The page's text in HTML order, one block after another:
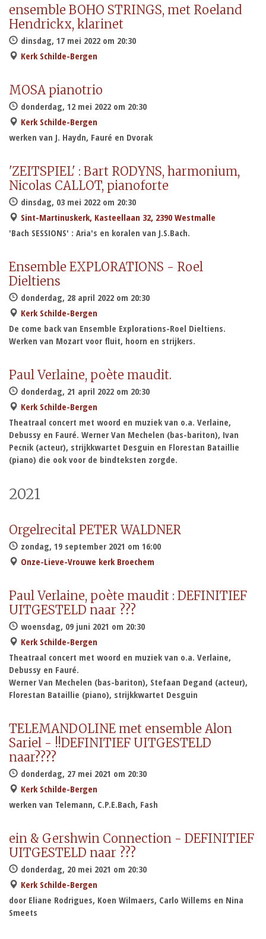
ensemble BOHO STRINGS, met Roeland
Hendrickx, klarinet
dinsdag, 17 mei 2022 om 20:30
Kerk Schilde-Bergen
MOSA pianotrio
donderdag, 12 mei 2022 om 20:30
Kerk Schilde-Bergen
werken van J. Haydn, Fauré en Dvorak
'ZEITSPIEL' : Bart RODYNS, harmonium,
Nicolas CALLOT, pianoforte
dinsdag, 03 mei 2022 om 20:30
Sint-Martinuskerk, Kasteellaan 32, 2390 Westmalle
'Bach SESSIONS' : Aria's en koralen van J.S.Bach.
Ensemble EXPLORATIONS - Roel
Dieltiens
donderdag, 28 april 2022 om 20:30
Kerk Schilde-Bergen
De come back van Ensemble Explorations-Roel Dieltiens.
Werken van Mozart voor fluit, hoorn en strijkers.
Paul Verlaine, poète maudit.
donderdag, 21 april 2022 om 20:30
Kerk Schilde-Bergen
Theatraal concert met woord en muziek van o.a. Verlaine,
Debussy en Fauré. Werner Van Mechelen (bas-bariton), Ivan
Pecnik (acteur), strijkkwartet Desguin en Florestan Bataillie
(piano) die ook voor de bindteksten zorgde.
2021
Orgelrecital PETER WALDNER
zondag, 19 september 2021 om 16:00
Onze-Lieve-Vrouwe kerk Broechem
Paul Verlaine, poète maudit : DEFINITIEF
UITGESTELD naar ???
woensdag, 09 juni 2021 om 20:30
Kerk Schilde-Bergen
Theatraal concert met woord en muziek van o.a. Verlaine,
Debussy en Fauré.
Werner Van Mechelen (bas-bariton), Stefaan Degand (acteur),
Florestan Bataillie (piano), strijkkwartet Desguin
TELEMANDOLINE met ensemble Alon
Sariel - !!DEFINITIEF UITGESTELD
naar????
donderdag, 27 mei 2021 om 20:30
Kerk Schilde-Bergen
werken van Telemann, C.P.E.Bach, Fash
ein & Gershwin Connection - DEFINITIEF
UITGESTELD naar ???
donderdag, 20 mei 2021 om 20:30
Kerk Schilde-Bergen
door Eliane Rodrigues, Koen Wilmaers, Carlo Willems en Nina
Smeets